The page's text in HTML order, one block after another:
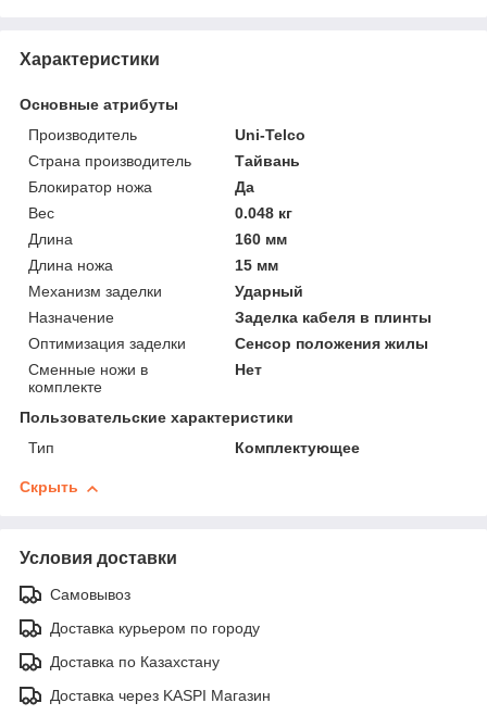
Характеристики
Основные атрибуты
Производитель
Uni-Telco
Страна производитель
Тайвань
Блокиратор ножа
Да
Вес
0.048 кг
Длина
160 мм
Длина ножа
15 мм
Механизм заделки
Ударный
Назначение
Заделка кабеля в плинты
Оптимизация заделки
Сенсор положения жилы
Сменные ножи в
комплекте
Нет
Пользовательские характеристики
Тип
Комплектующее
Скрыть
Условия доставки
Самовывоз
Доставка курьером по городу
Доставка по Казахстану
Доставка через KASPI Магазин